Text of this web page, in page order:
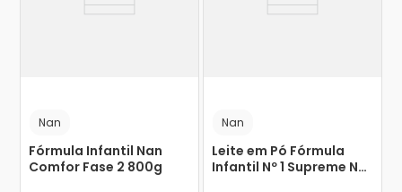
Nan
Fórmula Infantil Nan
Comfor Fase 2 800g
Nan
Leite em Pó Fórmula
Infantil Nº 1 Supreme Nan